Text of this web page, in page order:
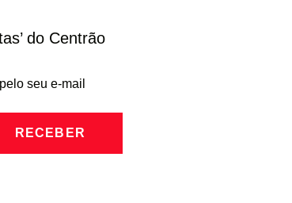
do Centrão
seu e-mail
RECEBER